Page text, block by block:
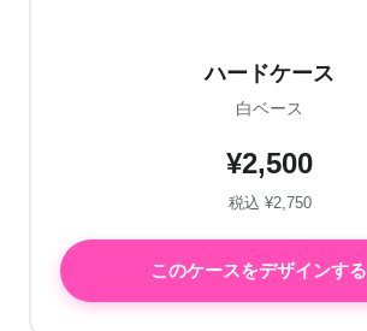
ハードケース
白ベース
¥2,500
税込 ¥2,750
このケースをデザインする